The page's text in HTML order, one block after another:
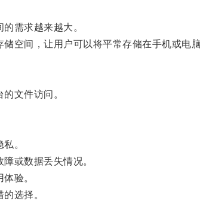
需求越来越大。
间，让用户可以将平常存储在手机或电
文件访问。
。
或数据丢失情况。
验。
选择。